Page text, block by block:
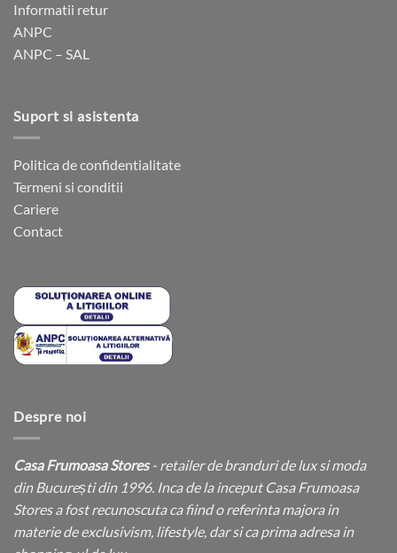
pagina
Informatii retur
ANPC
ANPC – SAL
Suport si asistenta
Politica de confidentialitate
Termeni si conditii
Cariere
Contact
Despre noi
Casa Frumoasa Stores- retailer de branduri de lux si moda
din București din 1996. Inca de la inceput Casa Frumoasa
Stores a fost recunoscuta ca fiind o referinta majora in
materie de exclusivism, lifestyle, dar si ca prima adresa in